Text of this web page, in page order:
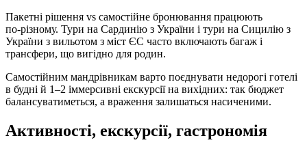
Пакетні рішення vs самостійне бронювання працюють
по‑різному. Тури на Сардинію з України і тури на Сицилію з
України з вильотом з міст ЄС часто включають багаж і
трансфери, що вигідно для родин.
Самостійним мандрівникам варто поєднувати недорогі готелі
в будні й 1–2 іммерсивні екскурсії на вихідних: так бюджет
балансуватиметься, а враження залишаться насиченими.
Активності, екскурсії, гастрономія